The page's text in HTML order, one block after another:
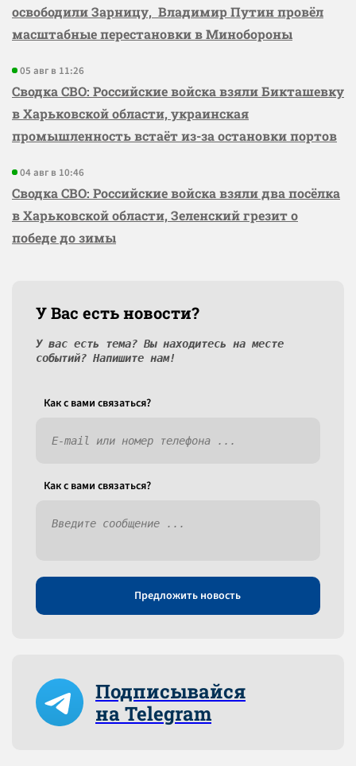
освободили Зарницу, Владимир Путин провёл
масштабные перестановки в Минобороны
05 авг в 11:26
Сводка СВО: Российские войска взяли Бикташевку
в Харьковской области, украинская
промышленность встаёт из-за остановки портов
04 авг в 10:46
Сводка СВО: Российские войска взяли два посёлка
в Харьковской области, Зеленский грезит о
победе до зимы
У Вас есть новости?
У вас есть тема? Вы находитесь на месте
событий? Напишите нам!
Как c вами связаться?
Как c вами связаться?
Предложить новость
Подписывайся
на Telegram